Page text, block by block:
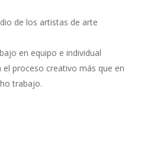
de los artistas de arte
en equipo e individual
el proceso creativo más que en
trabajo.